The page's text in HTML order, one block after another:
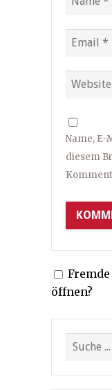
Name, E-
diesem
öffnen?